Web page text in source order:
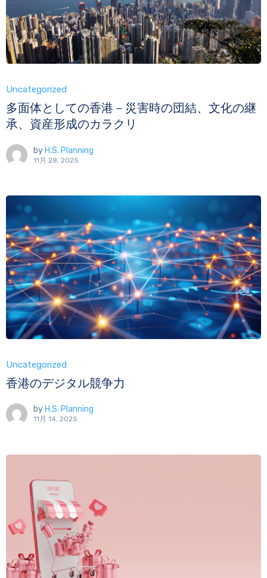
Uncategorized
多面体としての香港－災害時の団結、文化の継
承、資産形成のカラクリ
by H.S. Planning
11月 28, 2025
Uncategorized
香港のデジタル競争力
by H.S. Planning
11月 14, 2025